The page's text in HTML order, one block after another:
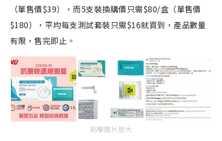
（單售價$39），而5支裝換購價只需$80/盒（單售價
$180），平均每支測試套裝只需$16就買到，產品數量
有限，售完即止。
點擊圖片放大